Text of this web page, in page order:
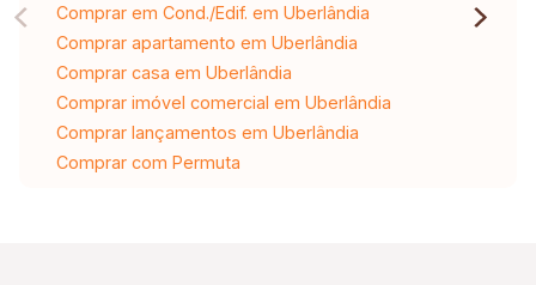
Comprar em Cond./Edif. em Uberlândia
Comprar apartamento em Uberlândia
Comprar casa em Uberlândia
Comprar imóvel comercial em Uberlândia
Comprar lançamentos em Uberlândia
Comprar com Permuta